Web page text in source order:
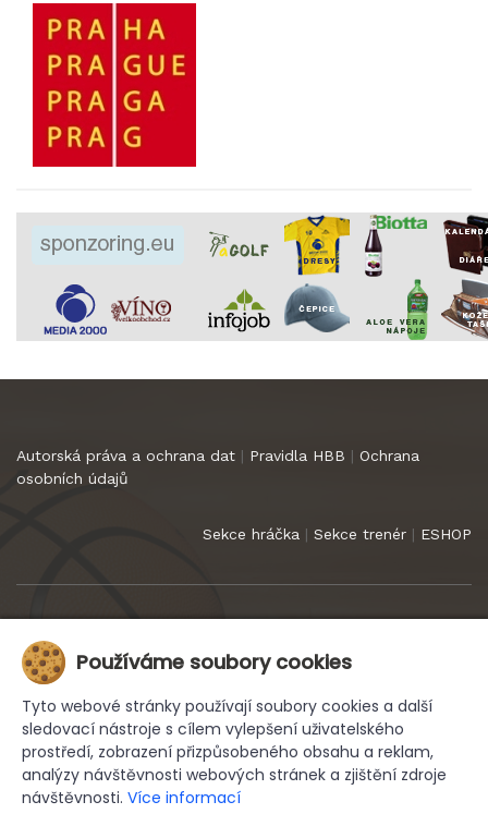
Autorská práva a ochrana dat | Pravidla HBB | Ochrana
osobních údajů
Sekce hráčka | Sekce trenér | ESHOP
Používáme soubory cookies
Tyto webové stránky používají soubory cookies a další
sledovací nástroje s cílem vylepšení uživatelského
prostředí, zobrazení přizpůsobeného obsahu a reklam,
analýzy návštěvnosti webových stránek a zjištění zdroje
návštěvnosti. Více informací